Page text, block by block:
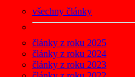
všechny články
články z roku 2025
články z roku 2024
články z roku 2023